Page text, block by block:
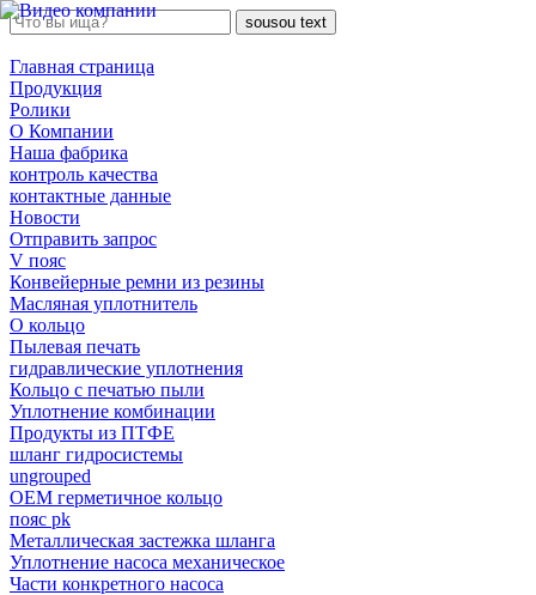
sousou text
Главная страница
Продукция
Ролики
О Компании
Наша фабрика
контроль качества
контактные данные
Новости
Отправить запрос
V пояс
Конвейерные ремни из резины
Масляная уплотнитель
О кольцо
Пылевая печать
гидравлические уплотнения
Кольцо с печатью пыли
Уплотнение комбинации
Продукты из ПТФЕ
шланг гидросистемы
ungrouped
OEM герметичное кольцо
пояс pk
Металлическая застежка шланга
Уплотнение насоса механическое
Части конкретного насоса